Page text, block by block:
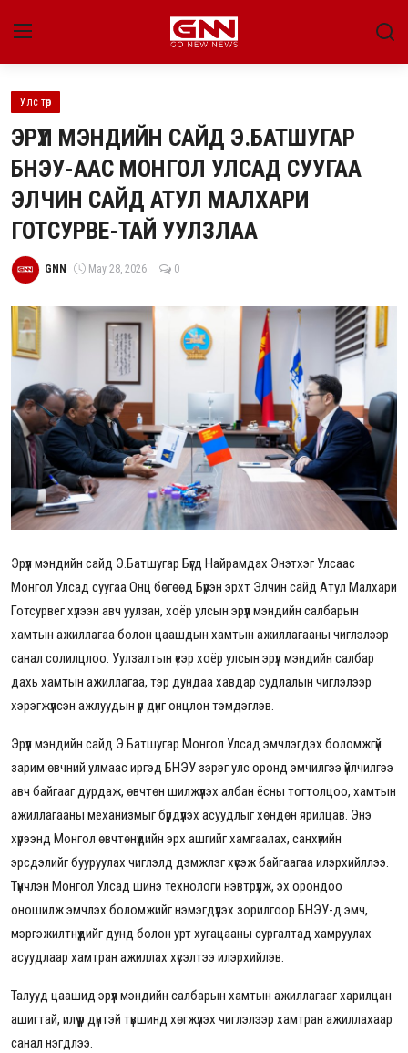
Улс төр
Нийгэм
Энтертайнмент
Эдийн засаг
Live
Гадаад мэдээ
People
Улс төр
ЭРҮҮЛ МЭНДИЙН САЙД Э.БАТШУГАР
БНЭУ-ААС МОНГОЛ УЛСАД СУУГАА
ЭЛЧИН САЙД АТУЛ МАЛХАРИ
ГОТСУРВЕ-ТАЙ УУЛЗЛАА
GNN May 28, 2026 0
Эрүүл мэндийн сайд Э.Батшугар Бүгд Найрамдах Энэтхэг Улсаас
Монгол Улсад суугаа Онц бөгөөд Бүрэн эрхт Элчин сайд Атул Малхари
Готсурвег хүлээн авч уулзан, хоёр улсын эрүүл мэндийн салбарын
хамтын ажиллагаа болон цаашдын хамтын ажиллагааны чиглэлээр
санал солилцлоо. Уулзалтын үеэр хоёр улсын эрүүл мэндийн салбар
дахь хамтын ажиллагаа, тэр дундаа хавдар судлалын чиглэлээр
хэрэгжүүлсэн ажлуудын үр дүнг онцлон тэмдэглэв.
Эрүүл мэндийн сайд Э.Батшугар Монгол Улсад эмчлэгдэх боломжгүй
зарим өвчний улмаас иргэд БНЭУ зэрэг улс оронд эмчилгээ үйлчилгээ
авч байгааг дурдаж, өвчтөн шилжүүлэх албан ёсны тогтолцоо, хамтын
ажиллагааны механизмыг бүрдүүлэх асуудлыг хөндөн ярилцав. Энэ
хүрээнд Монгол өвчтөнүүдийн эрх ашгийг хамгаалах, санхүүгийн
эрсдэлийг бууруулах чиглэлд дэмжлэг хүсэж байгаагаа илэрхийллээ.
Түүнчлэн Монгол Улсад шинэ технологи нэвтрүүлж, эх орондоо
оношилж эмчлэх боломжийг нэмэгдүүлэх зорилгоор БНЭУ-д эмч,
мэргэжилтнүүдийг дунд болон урт хугацааны сургалтад хамруулах
асуудлаар хамтран ажиллах хүсэлтээ илэрхийлэв.
Талууд цаашид эрүүл мэндийн салбарын хамтын ажиллагааг харилцан
ашигтай, илүү үр дүнтэй түвшинд хөгжүүлэх чиглэлээр хамтран ажиллахаар
санал нэгдлээ.